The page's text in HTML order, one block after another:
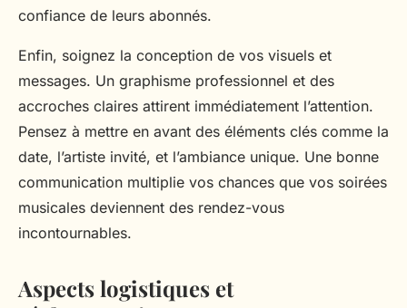
confiance de leurs abonnés.
Enfin, soignez la conception de vos visuels et
messages. Un graphisme professionnel et des
accroches claires attirent immédiatement l’attention.
Pensez à mettre en avant des éléments clés comme la
date, l’artiste invité, et l’ambiance unique. Une bonne
communication multiplie vos chances que vos soirées
musicales deviennent des rendez-vous
incontournables.
Aspects logistiques et